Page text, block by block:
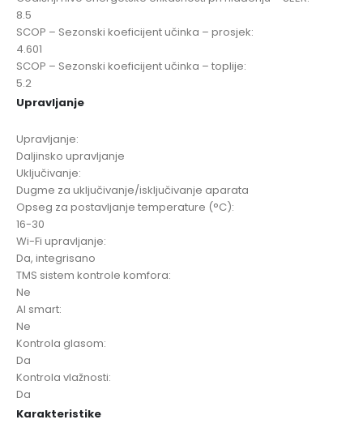
8.5
SCOP – Sezonski koeficijent učinka – prosjek:
4.601
SCOP – Sezonski koeficijent učinka – toplije:
5.2
Upravljanje
Upravljanje:
Daljinsko upravljanje
Uključivanje:
Dugme za uključivanje/isključivanje aparata
Opseg za postavljanje temperature (°C):
16-30
Wi-Fi upravljanje:
Da, integrisano
TMS sistem kontrole komfora:
Ne
AI smart:
Ne
Kontrola glasom:
Da
Kontrola vlažnosti:
Da
Karakteristike